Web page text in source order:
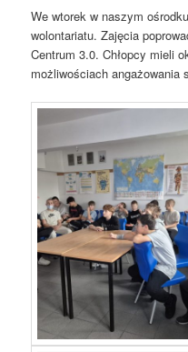
We wtorek w naszym
wolontariatu. Zajęcia
Centrum 3.0. Chłopcy mieli
możliwościach angażowania